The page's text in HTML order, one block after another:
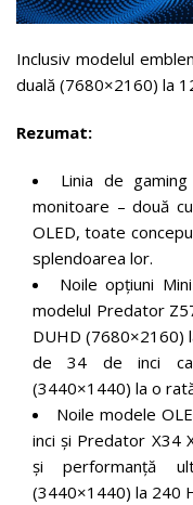
Inclusiv modelul
duală (7680×2160) la
Rezumat:
Linia de
monitoare – două
OLED, toate
splendoarea lor.
Noile opțiuni
modelul Predator
DUHD (7680×2160)
de 34 de inci
(3440×1440) la o
Noile modele
inci și Predator X34
și performanță
(3440×1440) la 240